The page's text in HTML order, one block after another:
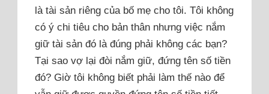
là tài sản riêng của bố mẹ cho tôi. Tôi không
có ý chi tiêu cho bản thân nhưng việc nắm
giữ tài sản đó là đúng phải không các bạn?
Tại sao vợ lại đòi nắm giữ, đứng tên số tiền
đó? Giờ tôi không biết phải làm thế nào để